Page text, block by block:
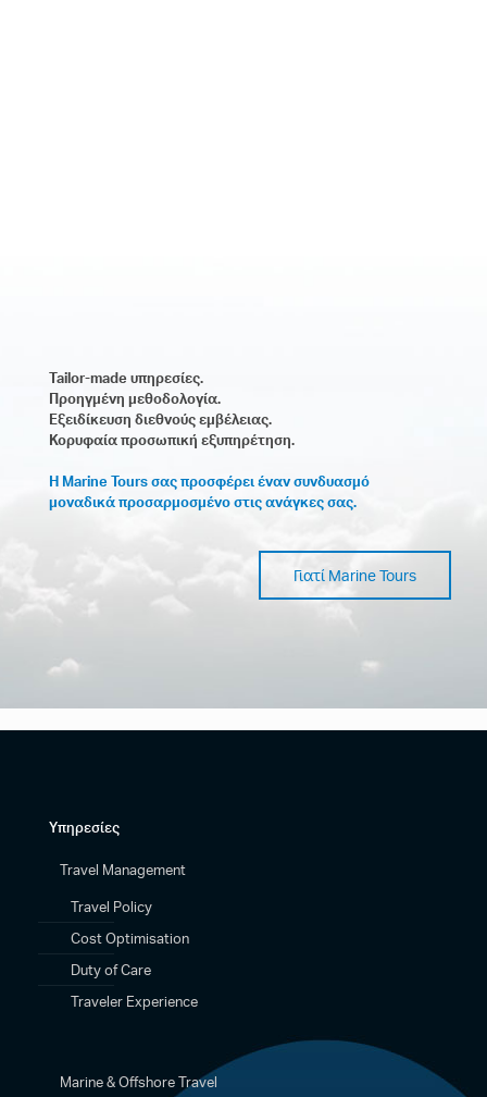
Tailor-made υπηρεσίες.
Προηγμένη μεθοδολογία.
Εξειδίκευση διεθνούς εμβέλειας.
Κορυφαία προσωπική εξυπηρέτηση.
Η Marine Tours σας προσφέρει έναν συνδυασμό
μοναδικά προσαρμοσμένο στις ανάγκες σας.
Γιατί Marine Tours
Υπηρεσίες
Travel Management
Travel Policy
Cost Optimisation
Duty of Care
Traveler Experience
Marine & Offshore Travel